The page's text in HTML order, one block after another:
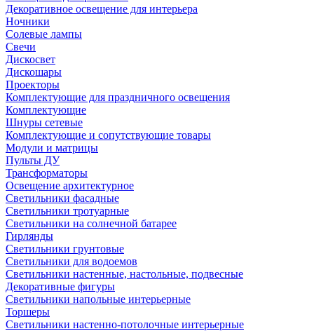
Декоративное освещение для интерьера
Ночники
Солевые лампы
Свечи
Дискосвет
Дискошары
Проекторы
Комплектующие для праздничного освещения
Комплектующие
Шнуры сетевые
Комплектующие и сопутствующие товары
Модули и матрицы
Пульты ДУ
Трансформаторы
Освещение архитектурное
Светильники фасадные
Светильники тротуарные
Светильники на солнечной батарее
Гирлянды
Светильники грунтовые
Светильники для водоемов
Светильники настенные, настольные, подвесные
Декоративные фигуры
Светильники напольные интерьерные
Торшеры
Светильники настенно-потолочные интерьерные